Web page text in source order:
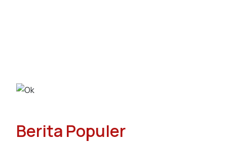
Berita Populer